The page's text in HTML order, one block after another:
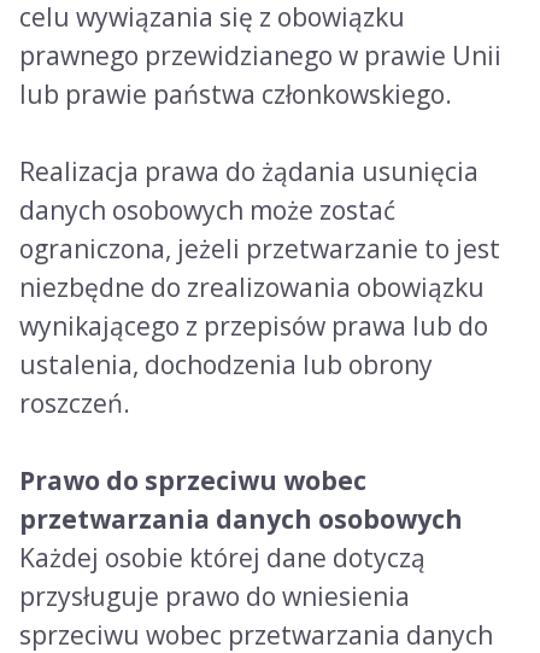
celu wywiązania się z obowiązku
prawnego przewidzianego w prawie Unii
lub prawie państwa członkowskiego.
Realizacja prawa do żądania usunięcia
danych osobowych może zostać
ograniczona, jeżeli przetwarzanie to jest
niezbędne do zrealizowania obowiązku
wynikającego z przepisów prawa lub do
ustalenia, dochodzenia lub obrony
roszczeń.
Prawo do sprzeciwu wobec
przetwarzania danych osobowych
Każdej osobie której dane dotyczą
przysługuje prawo do wniesienia
sprzeciwu wobec przetwarzania danych